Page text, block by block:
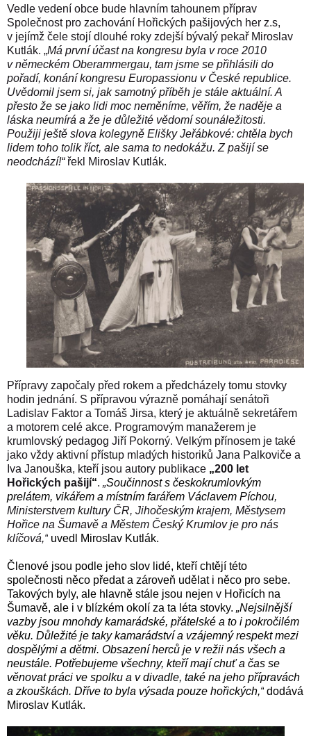
Vedle vedení obce bude hlavním tahounem příprav
Společnost pro zachování Hořických pašijových her z.s,
v jejímž čele stojí dlouhé roky zdejší bývalý pekař Miroslav
Kutlák. „Má první účast na kongresu byla v roce 2010
v německém Oberammergau, tam jsme se přihlásili do
pořadí, konání kongresu Europassionu v České republice.
Uvědomil jsem si, jak samotný příběh je stále aktuální. A
přesto že se jako lidi moc neměníme, věřím, že naděje a
láska neumírá a že je důležité vědomí sounáležitosti.
Použiji ještě slova kolegyně Elišky Jeřábkové: chtěla bych
lidem toho tolik říct, ale sama to nedokážu. Z pašijí se
neodchází!“ řekl Miroslav Kutlák.
Přípravy započaly před rokem a předcházely tomu stovky
hodin jednání. S přípravou výrazně pomáhají senátoři
Ladislav Faktor a Tomáš Jirsa, který je aktuálně sekretářem
a motorem celé akce. Programovým manažerem je
krumlovský pedagog Jiří Pokorný. Velkým přínosem je také
jako vždy aktivní přístup mladých historiků Jana Palkoviče a
Iva Janouška, kteří jsou autory publikace „200 let
Hořických pašijí“. „Součinnost s českokrumlovkým
prelátem, vikářem a místním farářem Václavem Píchou,
Ministerstvem kultury ČR, Jihočeským krajem, Městysem
Hořice na Šumavě a Městem Český Krumlov je pro nás
klíčová,“ uvedl Miroslav Kutlák.
Členové jsou podle jeho slov lidé, kteří chtějí této
společnosti něco předat a zároveň udělat i něco pro sebe.
Takových byly, ale hlavně stále jsou nejen v Hořicích na
Šumavě, ale i v blízkém okolí za ta léta stovky. „Nejsilnější
vazby jsou mnohdy kamarádské, přátelské a to i pokročilém
věku. Důležité je taky kamarádství a vzájemný respekt mezi
dospělými a dětmi. Obsazení herců je v režii nás všech a
neustále. Potřebujeme všechny, kteří mají chuť a čas se
věnovat práci ve spolku a v divadle, také na jeho přípravách
a zkouškách. Dříve to byla výsada pouze hořických,“ dodává
Miroslav Kutlák.